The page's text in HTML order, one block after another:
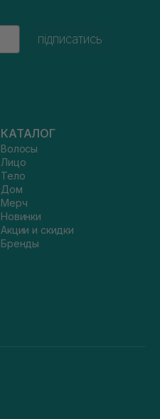
підписатись
КАТАЛОГ
Волосы
Лицо
Тело
Дом
Мерч
Новинки
Акции и скидки
Бренды